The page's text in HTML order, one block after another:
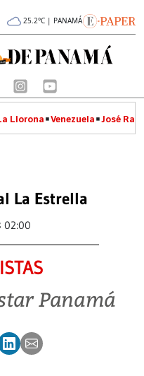
25.2°C | PANAMÁ
Llorona Venezuela José
La Estrella
Panamá